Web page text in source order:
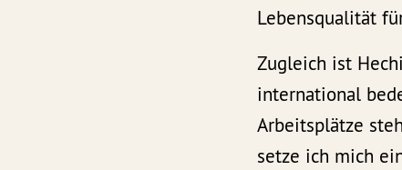
Lebensqualität
Zugleich ist
international
Arbeitsplätze
setze ich mich